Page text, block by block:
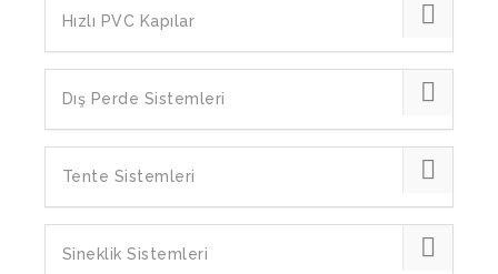
Hızlı PVC Kapılar
Dış Perde Sistemleri
Tente Sistemleri
Sineklik Sistemleri